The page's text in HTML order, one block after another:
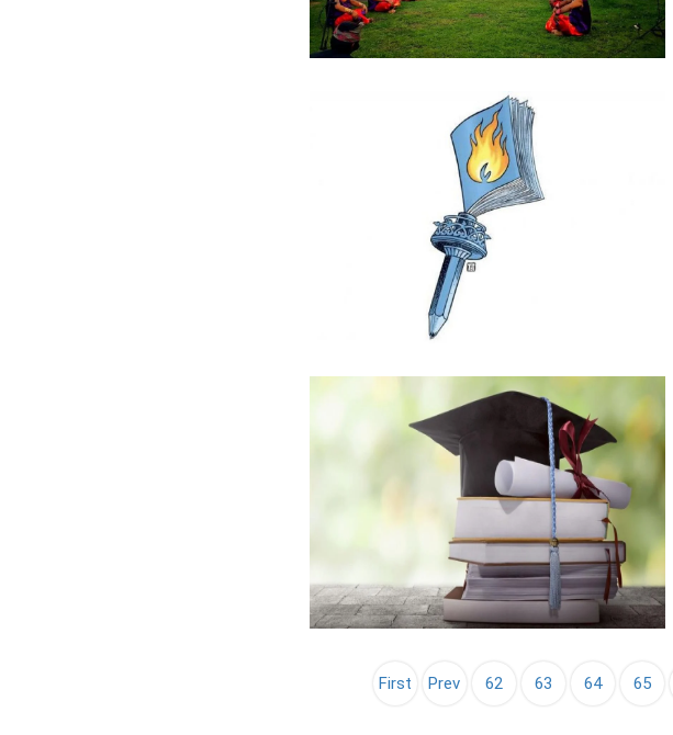
First Prev 62 63 64 65